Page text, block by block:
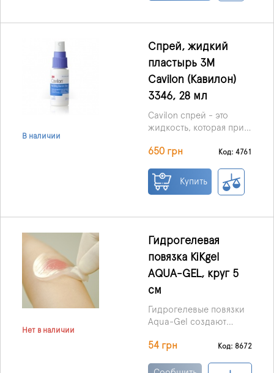
защиту ран различного
происхождения.
В наличии
Спрей, жидкий
пластырь 3M
Cavilon (Кавилон)
3346, 28 мл
Cavilon спрей - это
жидкость, которая при
кожи становится
пропускает влагу.
650 грн Код: 4761
Купить
Нет в наличии
Гидрогелевая
повязка KiKgеl
AQUA-GEL, круг 5
см
Гидрогелевые повязки
Aqua-Gel создают
барьер против
среды , но при этом
54 грн Код: 8672